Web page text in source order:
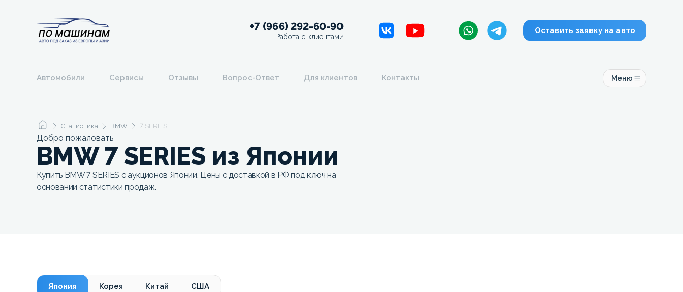
+7 (966) 292-60-90
Работа с клиентами
Оставить заявку на авто
Автомобили Сервисы Отзывы Вопрос-Ответ Для клиентов Контакты Меню
Статистика BMW 7 SERIES
Добро пожаловать
BMW 7 SERIES из Японии
Купить BMW 7 SERIES с аукционов Японии. Цены с доставкой в РФ под ключ на
основании статистики продаж.
Япония Корея Китай США